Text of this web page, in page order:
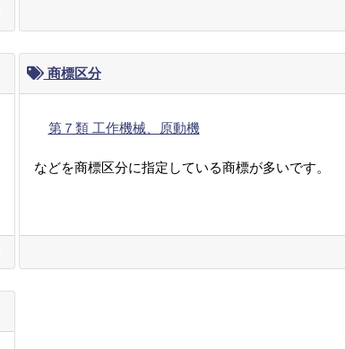
商標区分
第７類 工作機械、原動機
などを商標区分に指定している商標が多いです。